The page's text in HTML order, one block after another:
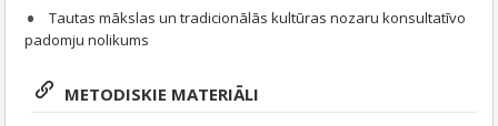
Tautas mākslas un tradicionālās kultūras nozaru konsultatīvo
padomju nolikums
METODISKIE MATERIĀLI